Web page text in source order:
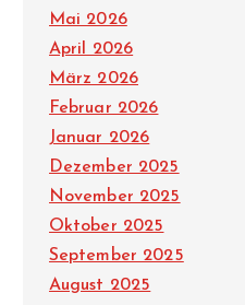
Mai 2026
April 2026
März 2026
Februar 2026
Januar 2026
Dezember 2025
November 2025
Oktober 2025
September 2025
August 2025